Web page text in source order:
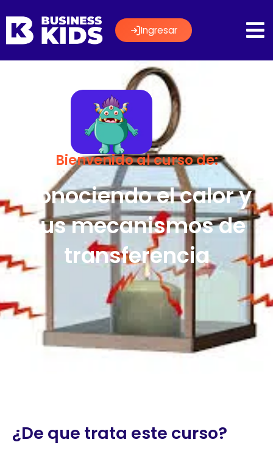
Ingresar
Bienvenido al curso de:
Conociendo el calor y
sus mecanismos de
transferencia
¿De que trata este curso?